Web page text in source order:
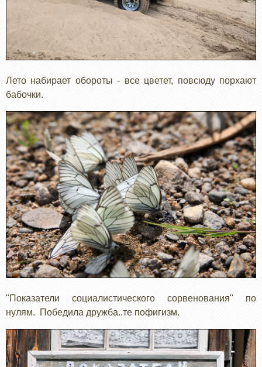
Лето набирает обороты - все цветет, повсюду порхают
бабочки.
"Показатели социалистического сорвенования" по
нулям. Победила дружба..те пофигизм.